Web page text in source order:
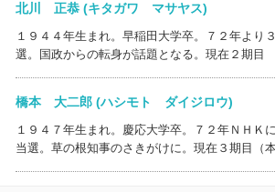
北川 正恭 (キタガワ マサヤス)
１９４４年生まれ。早稲田大学卒。７２年より
選。国政からの転身が話題となる。現在２期目
橋本 大二郎 (ハシモト ダイジロウ)
１９４７年生まれ。慶応大学卒。７２年ＮＨＫ
当選。草の根知事のさきがけに。現在３期目（